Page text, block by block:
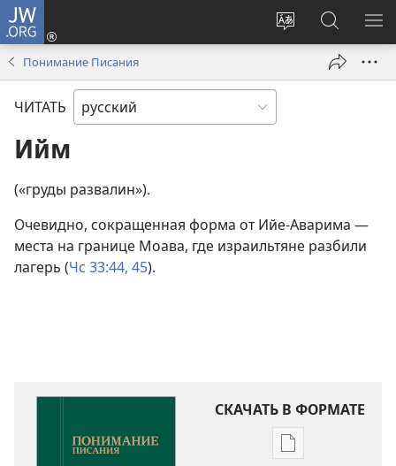
JW.ORG
Изменить
Войти
(открывается
окне)
Поиск
по
jw.org
Понимание Писания
ЧИТАТЬ
Ийм
(«груды развалин»).
Очевидно, сокращенная форма от Ийе-Аварима —
места на границе Моава, где израильтяне разбили
лагерь (Чс 33:44, 45).
СКАЧАТЬ В ФОРМАТЕ
Варианты